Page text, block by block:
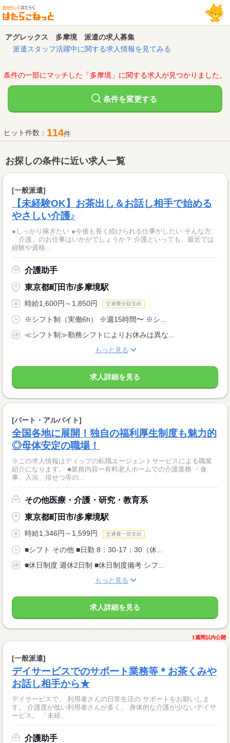
アグレックス 多摩境 派遣の求人募集
派遣スタッフ活躍中に関する求人情報を見てみる
条件の一部にマッチした「多摩境」に関する求人が見つかりました。
条件を変更する
ヒット件数： 114件
お探しの条件に近い求人一覧
[一般派遣]
【未経験OK】お茶出し＆お話し相手で始める
やさしい介護♪
●しっかり稼ぎたい ●今後も長く続けられる仕事がしたい そんな方、
「介護」のお仕事はいかがでしょうか？ 介護といっても、最近では
経験や資格...
介護助手
東京都町田市/多摩境駅
時給1,600円～1,850円 交通費全額支給
※シフト制（実働6h） ※週15時間〜 ※シ...
≪シフト制≫勤務シフトによりお休みは異な...
もっと見る
求人詳細を見る
[パート・アルバイト]
全国各地に展開！独自の福利厚生制度も魅力的
◎母体安定の職場！
※この求人情報はディップの転職エージェントサービスによる職業
紹介になります。 ■業務内容ー有料老人ホームでの介護業務 ・食
事、入浴、排せつ等の...
その他医療・介護・研究・教育系
東京都町田市/多摩境駅
時給1,346円～1,599円 交通費一部支給
■シフト その他 ■日勤 8：30-17：30（休...
■休日制度 週休2日制 ■休日制度備考 シフ...
もっと見る
求人詳細を見る
1週間以内公開
[一般派遣]
デイサービスでのサポート業務等＊お茶くみや
お話し相手から★
デイサービスで、 利用者さんの日常生活の サポートをお願いしま
す。 介護度が低い利用者さんが多く、 身体的な介護が少ないデイサ
ービス。 「未経...
介護助手